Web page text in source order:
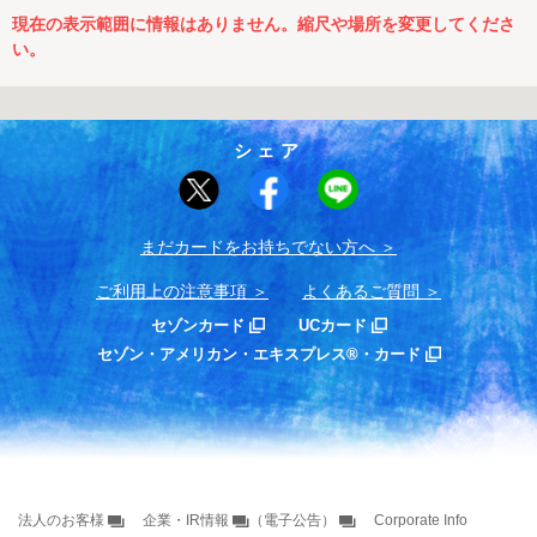
現在の表示範囲に情報はありません。縮尺や場所を変更してくださ
い。
シェア
まだカードをお持ちでない⽅へ
ご利用上の注意事項 よくあるご質問
セゾンカード
UCカード
セゾン・アメリカン・エキスプレス®・カード
法人のお客様 企業・IR情報 （電子公告） Corporate Info